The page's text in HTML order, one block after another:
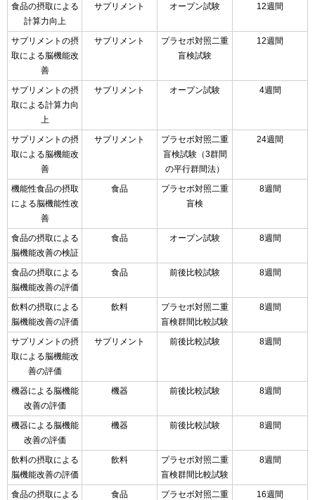
食品の摂取による
計算力向上
サプリメント オープン試験 12週間
サプリメントの摂
取による脳機能改
善
サプリメント
プラセボ対照二重
盲検試験
12週間
サプリメントの摂
取による計算力向
上
サプリメント オープン試験 4週間
サプリメントの摂
取による脳機能改
善
サプリメント
プラセボ対照二重
盲検試験（3群間
の平行群間法）
24週間
機能性食品の摂取
による脳機能性改
善
食品
プラセボ対照二重
盲検
8週間
食品の摂取による
脳機能改善の検証
食品 オープン試験 8週間
食品の摂取による
脳機能改善の評価
食品 前後比較試験 8週間
飲料の摂取による
脳機能改善の評価
飲料
プラセボ対照二重
盲検群間比較試験
8週間
サプリメントの摂
取による脳機能改
善の評価
サプリメント 前後比較試験 8週間
機器による脳機能
改善の評価
機器 前後比較試験 8週間
機器による脳機能
改善の評価
機器 前後比較試験 8週間
飲料の摂取による
脳機能改善の評価
飲料
プラセボ対照二重
盲検群間比較試験
8週間
食品の摂取による
食品
プラセボ対照二重
16週間